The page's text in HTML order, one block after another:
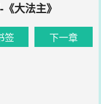
大法主》
签 下一章